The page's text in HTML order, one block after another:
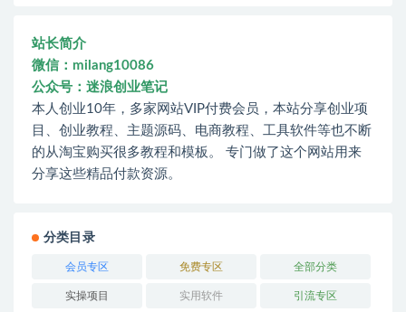
站长简介
微信：milang10086
公众号：迷浪创业笔记
本人创业10年，多家网站VIP付费会员，本站分享创业项
目、创业教程、主题源码、电商教程、工具软件等也不断
的从淘宝购买很多教程和模板。 专门做了这个网站用来
分享这些精品付款资源。
分类目录
会员专区 免费专区 全部分类
实操项目 实用软件 引流专区